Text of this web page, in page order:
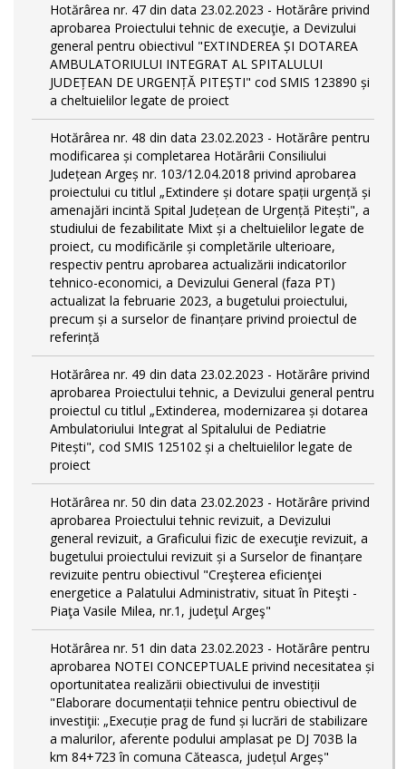
Hotărârea nr. 47 din data 23.02.2023 - Hotărâre privind
aprobarea Proiectului tehnic de execuţie, a Devizului
general pentru obiectivul "EXTINDEREA ȘI DOTAREA
AMBULATORIULUI INTEGRAT AL SPITALULUI
JUDEȚEAN DE URGENȚĂ PITEȘTI" cod SMIS 123890 și
a cheltuielilor legate de proiect
Hotărârea nr. 48 din data 23.02.2023 - Hotărâre pentru
modificarea și completarea Hotărârii Consiliului
Județean Argeș nr. 103/12.04.2018 privind aprobarea
proiectului cu titlul „Extindere și dotare spații urgență și
amenajări incintă Spital Județean de Urgență Pitești", a
studiului de fezabilitate Mixt și a cheltuielilor legate de
proiect, cu modificările și completările ulterioare,
respectiv pentru aprobarea actualizării indicatorilor
tehnico-economici, a Devizului General (faza PT)
actualizat la februarie 2023, a bugetului proiectului,
precum și a surselor de finanțare privind proiectul de
referință
Hotărârea nr. 49 din data 23.02.2023 - Hotărâre privind
aprobarea Proiectului tehnic, a Devizului general pentru
proiectul cu titlul „Extinderea, modernizarea și dotarea
Ambulatoriului Integrat al Spitalului de Pediatrie
Pitești", cod SMIS 125102 și a cheltuielilor legate de
proiect
Hotărârea nr. 50 din data 23.02.2023 - Hotărâre privind
aprobarea Proiectului tehnic revizuit, a Devizului
general revizuit, a Graficului fizic de execuţie revizuit, a
bugetului proiectului revizuit și a Surselor de finanțare
revizuite pentru obiectivul "Creşterea eficienţei
energetice a Palatului Administrativ, situat în Piteşti -
Piaţa Vasile Milea, nr.1, judeţul Argeş"
Hotărârea nr. 51 din data 23.02.2023 - Hotărâre pentru
aprobarea NOTEI CONCEPTUALE privind necesitatea și
oportunitatea realizării obiectivului de investiții
"Elaborare documentații tehnice pentru obiectivul de
investiţii: „Execuție prag de fund și lucrări de stabilizare
a malurilor, aferente podului amplasat pe DJ 703B la
km 84+723 în comuna Căteasca, județul Argeș"